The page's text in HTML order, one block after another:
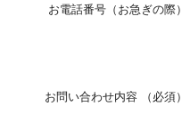
お電話番号（お急ぎの際）
お問い合わせ内容 （必須）